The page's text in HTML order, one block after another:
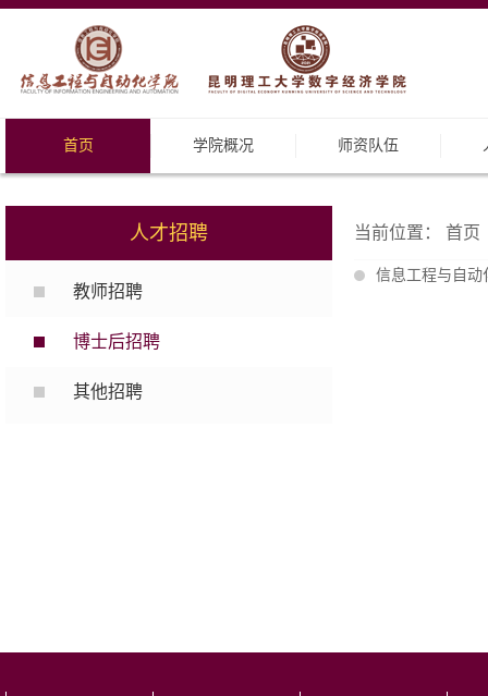
首页 学院概况 师资队伍
人才招聘
教师招聘
博士后招聘
其他招聘
当前位置： 首页
信息工程与自动